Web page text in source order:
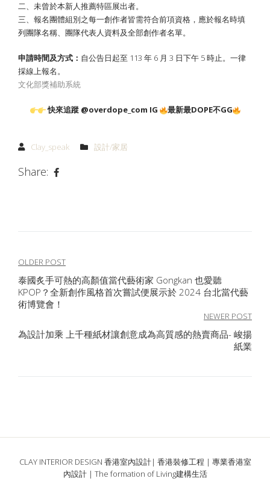
二、未曾於本新人推薦特區展出者。
三、報名團體組別之每一創作者皆需符合前項資格，應於報名時填
列團隊名稱、團隊代表人資料及全部創作者名單。
申請時間及方式： 自公告日起至 113 年 6 月 3 日下午 5 時止。一律
採線上報名。
文化部獎補助系統
快來追蹤 @overdope_com IG 最新最DOPE不GG
Clay_speak 設計/家居
Share:
文
章
導
覽
OLDER POST
泰國炙手可熱的高顏值當代藝術家 Gongkan 也愛聽
KPOP？全新創作風格首次嘗試便展示於 2024 台北當代藝
術博覽會！
NEWER POST
為設計加乘 上千種紙材讓創意成為高質感的熱賣商品- 峻揚
紙業
CLAY INTERIOR DESIGN 香港室內設計| 香港裝修工程 | 專業香港室
內設計 | The formation of Living建構生活